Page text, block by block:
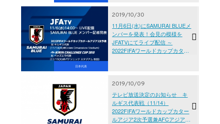
日本代表
2019/10/30
11月6日(水)にSAMURAI BLUEメ
ンバーを発表！会見の模様を
JFATVにてライブ配信 ～
2022FIFAワールドカップカター
2019/10/09
テレビ放送決定のお知らせ キ
ルギス代表戦（11/14）
2022FIFAワールドカップカター
ルアジア2次予選兼AFCアジアカ